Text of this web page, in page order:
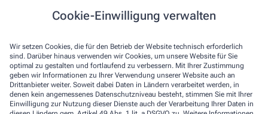
Cookie-Einwilligung verwalten
Wir setzen Cookies, die für den Betrieb der Website technisch erforderlich
sind. Darüber hinaus verwenden wir Cookies, um unsere Website für Sie
optimal zu gestalten und fortlaufend zu verbessern. Mit Ihrer Zustimmung
geben wir Informationen zu Ihrer Verwendung unserer Website auch an
Drittanbieter weiter. Soweit dabei Daten in Ländern verarbeitet werden, in
denen kein angemessenes Datenschutzniveau besteht, stimmen Sie mit Ihrer
Einwilligung zur Nutzung dieser Dienste auch der Verarbeitung Ihrer Daten in
Sommer nämlich oft doppelt so hoch wie bei moderaten
Weniger bekannt ist, dass ein Flüssigkeitsmangel auch anderen
Organen zusetzt. So kann Hitzestress auch ernsthaft die Nieren
schädigen – und zwar nachhaltig und auch bei gesunden
Menschen. Als Faustregel gilt: Zwei bis drei Liter täglich sollten es
sein. Die besten Durstlöscher: Mineralwasser, ungesüßte Kräuter-